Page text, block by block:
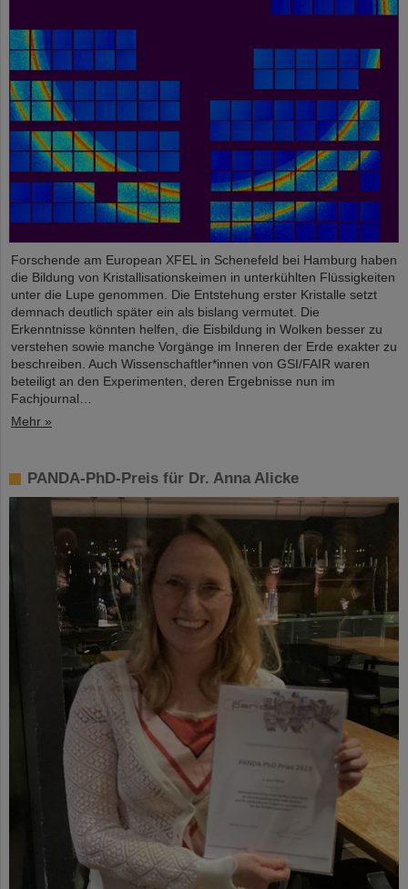
Forschende am European XFEL in Schenefeld bei Hamburg haben
die Bildung von Kristallisationskeimen in unterkühlten Flüssigkeiten
unter die Lupe genommen. Die Entstehung erster Kristalle setzt
demnach deutlich später ein als bislang vermutet. Die
Erkenntnisse könnten helfen, die Eisbildung in Wolken besser zu
verstehen sowie manche Vorgänge im Inneren der Erde exakter zu
beschreiben. Auch Wissenschaftler*innen von GSI/FAIR waren
beteiligt an den Experimenten, deren Ergebnisse nun im
Fachjournal…
Mehr »
PANDA-PhD-Preis für Dr. Anna Alicke